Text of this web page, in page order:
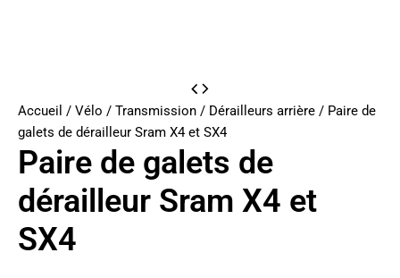
Accueil / Vélo / Transmission / Dérailleurs arrière / Paire de
galets de dérailleur Sram X4 et SX4
Paire de galets de
dérailleur Sram X4 et
SX4